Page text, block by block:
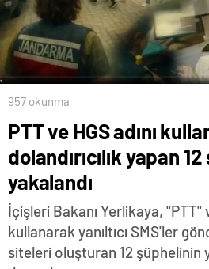
957 okunma
PTT ve HGS adını
dolandırıcılık yapan
yakalandı
İçişleri Bakanı Yerlikaya, "PTT"
kullanarak yanıltıcı SMS'ler
siteleri oluşturan 12 şüphelinin